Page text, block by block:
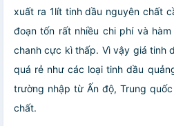
xuất ra 1lít tinh dầu nguyên chất
đoạn tốn rất nhiều chi phí và
chanh cực kì thấp. Vì vậy giá tinh
quá rẻ như các loại tinh dầu
trường nhập từ Ấn độ, Trung
chất.